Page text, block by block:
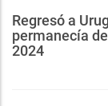
Regresó a
permanecía
2024